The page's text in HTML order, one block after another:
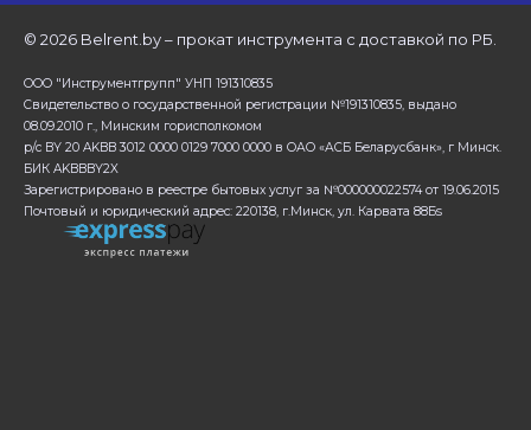
© 2026 Belrent.by – прокат инструмента с доставкой по РБ.
ООО "Инструментгрупп" УНП 191310835
Свидетельство о государственной регистрации №191310835, выдано
08.09.2010 г., Минским горисполкомом
р/с BY 20 AKBB 3012 0000 0129 7000 0000 в ОАО «АСБ Беларусбанк», г Минск.
БИК AKBBBY2X
Зарегистрировано в реестре бытовых услуг за №000000022574 от 19.06.2015
Почтовый и юридический адрес: 220138, г.Минск, ул. Карвата 88Бs